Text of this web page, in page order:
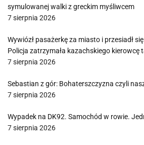
symulowanej walki z greckim myśliwcem
7 sierpnia 2026
Wywiózł pasażerkę za miasto i przesiadł
Policja zatrzymała kazachskiego kierowcę
7 sierpnia 2026
Sebastian z gór: Bohaterszczyzna czyli
7 sierpnia 2026
Wypadek na DK92. Samochód w rowie.
7 sierpnia 2026